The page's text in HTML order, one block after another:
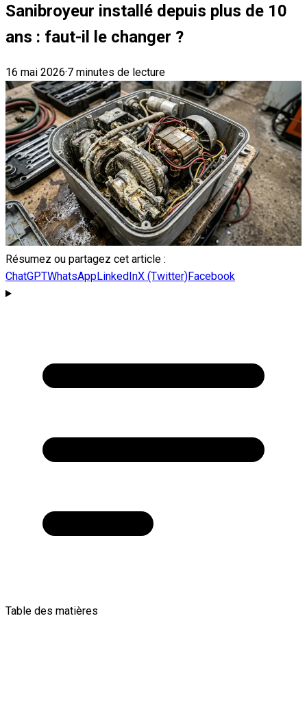
Sanibroyeur installé depuis plus de 10
ans : faut-il le changer ?
16 mai 2026·7 minutes de lecture
Résumez ou partagez cet article :
ChatGPTWhatsAppLinkedInX (Twitter)Facebook
Table des matières